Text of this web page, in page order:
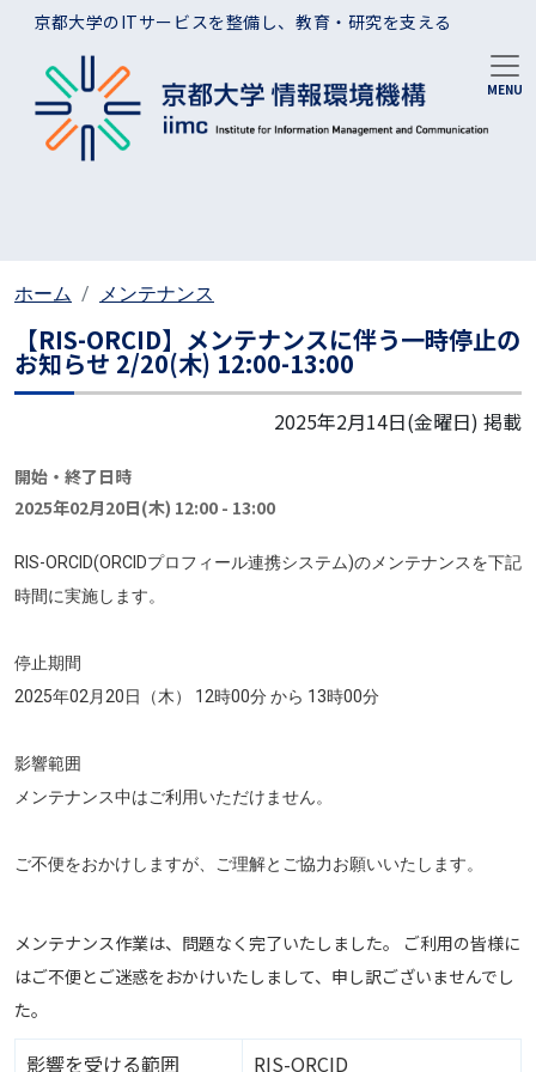
メインコンテンツに移動
京都大学のITサービスを整備し、教育・研究を支える
ホーム メンテナンス
【RIS-ORCID】メンテナンスに伴う一時停止の
お知らせ 2/20(木) 12:00-13:00
2025年2月14日(金曜日) 掲載
開始・終了日時
2025年02月20日(木) 12:00 - 13:00
RIS-ORCID(ORCIDプロフィール連携システム)のメンテナンスを下記
時間に実施します。
停止期間
2025年02月20日（木） 12時00分 から 13時00分
影響範囲
メンテナンス中はご利用いただけません。
ご不便をおかけしますが、ご理解とご協力お願いいたします。
メンテナンス作業は、問題なく完了いたしました。 ご利用の皆様に
はご不便とご迷惑をおかけいたしまして、申し訳ございませんでし
た。
影響を受ける範囲 RIS-ORCID